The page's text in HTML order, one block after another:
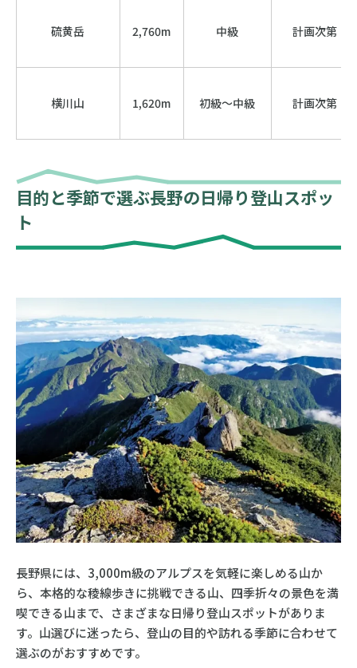
硫黄岳 2,760m 中級 計画次第
横川山 1,620m 初級〜中級 計画次第
目的と季節で選ぶ長野の日帰り登山スポッ
ト
長野県には、3,000m級のアルプスを気軽に楽しめる山か
ら、本格的な稜線歩きに挑戦できる山、四季折々の景色を満
喫できる山まで、さまざまな日帰り登山スポットがありま
す。山選びに迷ったら、登山の目的や訪れる季節に合わせて
選ぶのがおすすめです。